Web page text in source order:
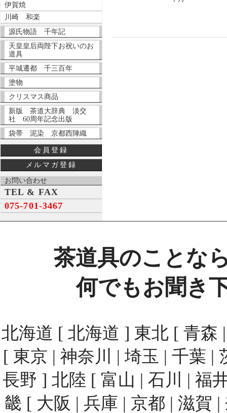
伊賀焼
川崎 和楽
源氏物語 千年記
天皇皇后両陛下お祝いのお
道具
平城遷都 千三百年
塗物
クリスマス商品
新版 茶道大辞典 淡交
社 60周年記念出版
袋帯 泥染 京都西陣織
会員登録
メルマガ登録
お問い合わせ
TEL & FAX
075-701-3467
茶道具のことな
何でもお聞き
北海道 [ 北海道 ] 東北 [ 青森
[ 東京 | 神奈川 | 埼玉 | 千葉 |
長野 ] 北陸 [ 富山 | 石川 | 福
畿 [ 大阪 | 兵庫 | 京都 | 滋賀